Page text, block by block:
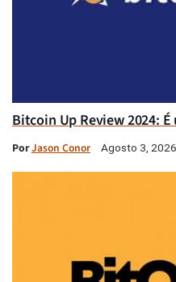
Bitcoin Up Review 2024:
PorJason Conor Agosto 3, 2026